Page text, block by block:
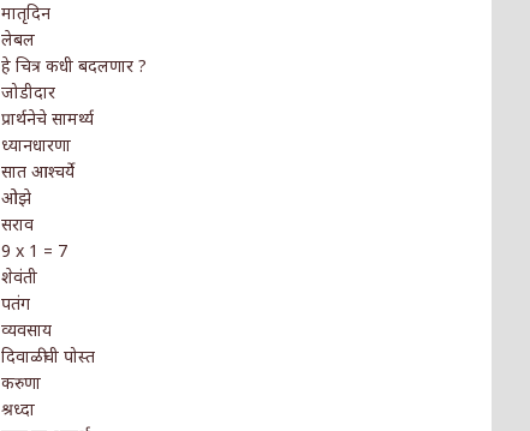
मातृदिन
लेबल
हे चित्र कधी बदलणार ?
जोडीदार
प्रार्थनेचे सामर्थ्य
ध्यानधारणा
सात आश्चर्ये
ओझे
सराव
9 x 1 = 7
शेवंती
पतंग
व्यवसाय
दिवाळीची पोस्त
करुणा
श्रध्दा